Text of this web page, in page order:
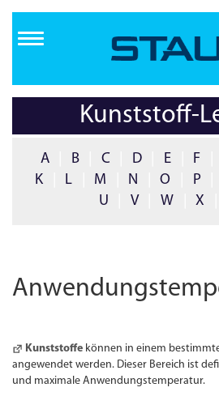
Inhalt
Kunststoff-
A B C D E F
K
L M N O P
U
V W X
Kunststoffekönnen in einem
angewendet werden. Dieser Bereich ist
und maximale Anwendungs­temperatur.